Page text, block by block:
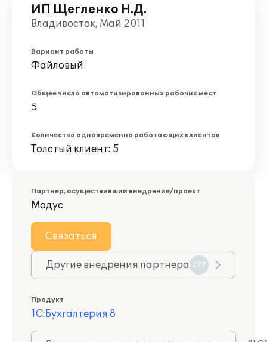
ИП Щегленко Н.Д.
Владивосток, Май 2011
Вариант работы
Файловый
Общее число автоматизированных рабочих мест
5
Количество одновременно работающих клиентов
Толстый клиент: 5
Партнер, осуществивший внедрение/проект
Модус
Связаться
Другие внедрения партнера 277
Продукт
1С:Бухгалтерия 8